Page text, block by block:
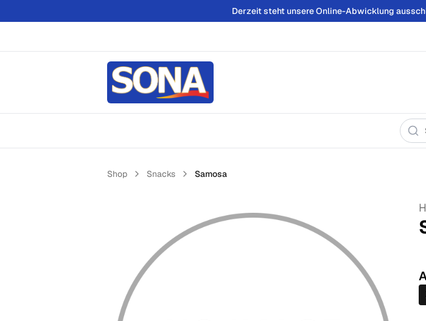
Derzeit steht unsere Online-Abwicklung
Shop Snacks Samosa